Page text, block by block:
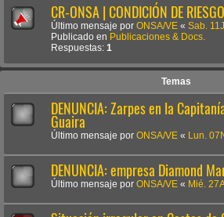
CR-ONSA | CONDICIÓN DE
Último mensaje por ONSA/VE « Sab.
Publicado en Publicaciones & Docs.
Respuestas: 1
Temas
DENUNCIA: Zarpes en la
Guaira
Último mensaje por ONSA/VE « Lun.
DENUNCIA: empresa Diamond
Último mensaje por ONSA/VE « Mié.